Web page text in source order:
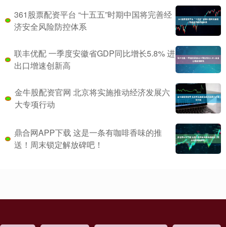
361股票配资平台 “十五五”时期中国将完善经
济安全风险防控体系
联丰优配 一季度安徽省GDP同比增长5.8% 进
出口增速创新高
金牛股配资官网 北京将实施推动经济发展六
大专项行动
鼎合网APP下载 这是一条有咖啡香味的推
送！周末锁定解放碑吧！